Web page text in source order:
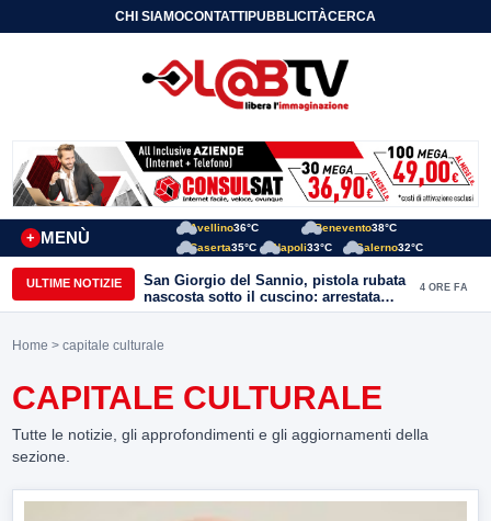
CHI SIAMOCONTATTIPUBBLICITÀCERCA
MENÙ
+
Avellino36°C Benevento38°C
Caserta35°C Napoli33°C Salerno32°C
ULTIME NOTIZIE
San Giorgio del Sannio, pistola rubata
nascosta sotto il cuscino: arrestata
51enne
4 ORE FA
Home > capitale culturale
CAPITALE CULTURALE
Tutte le notizie, gli approfondimenti e gli aggiornamenti della
sezione.